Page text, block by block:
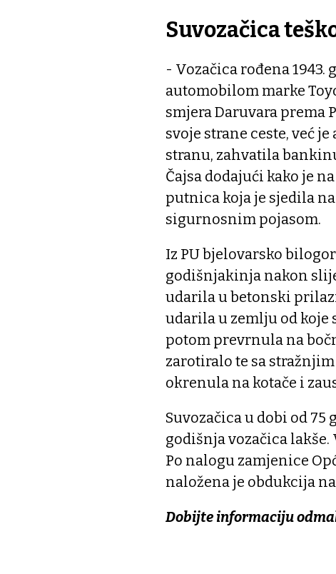
Suvozačica
- Vozačica rođena
automobilom marke
smjera Daruvara prema
svoje strane ceste, već
stranu, zahvatila
Čajsa dodajući kako je
putnica koja je sjedila
sigurnosnim pojasom.
Iz PU bjelovarsko
godišnjakinja nakon
udarila u betonski
udarila u zemlju od koje
potom prevrnula na
zarotiralo te sa
okrenula na kotače i
Suvozačica u dobi od 75
godišnja vozačica
Po nalogu zamjenice
naložena je obdukcija
Dobijte informaciju